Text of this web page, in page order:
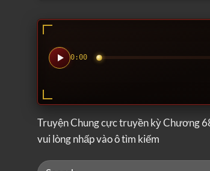
0:00
Truyện Chung cực truyền kỳ Chương
vui lòng nhấp vào ô tìm kiếm